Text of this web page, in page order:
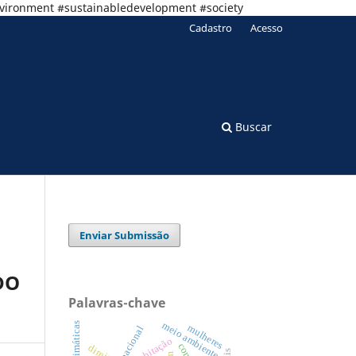
#sustainabledevelopment #society
Buscar
Cadastro Acesso
Enviar Submissão
Palavras-chave
meio ambiente
mulheres